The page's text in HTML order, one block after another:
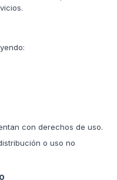
con derechos de uso.
o uso no